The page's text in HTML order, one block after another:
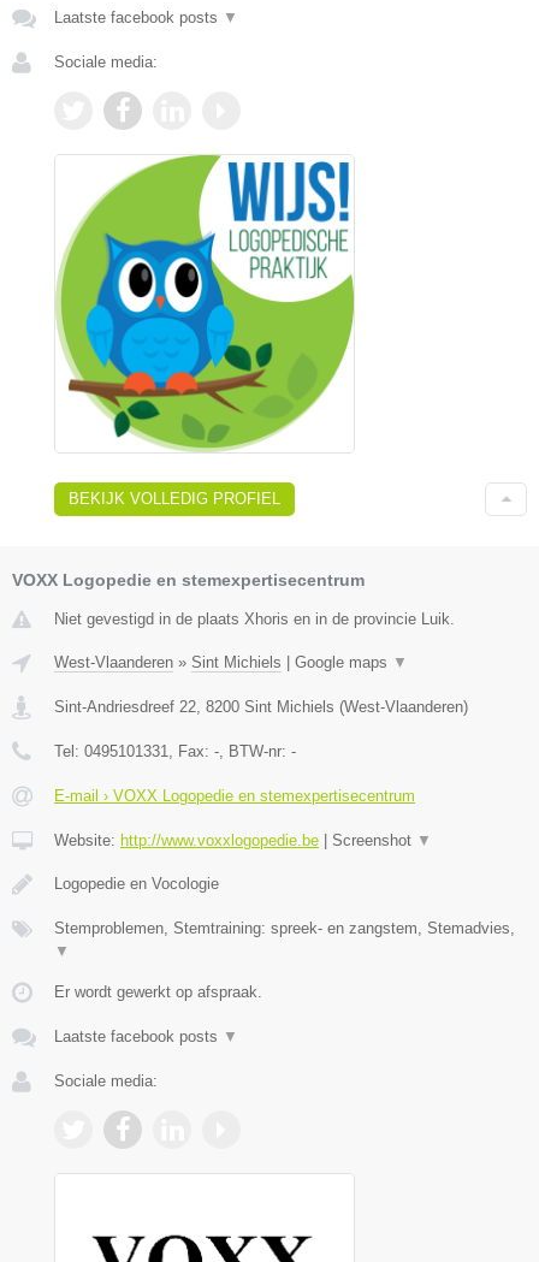
Laatste facebook posts ▼
Sociale media:
BEKIJK VOLLEDIG PROFIEL
VOXX Logopedie en stemexpertisecentrum
Niet gevestigd in de plaats Xhoris en in de provincie Luik.
West-Vlaanderen » Sint Michiels Google maps ▼
Sint-Andriesdreef 22, 8200 Sint Michiels (West-Vlaanderen)
Tel: 0495101331, Fax: -, BTW-nr: -
E-mail › VOXX Logopedie en stemexpertisecentrum
Website: http://www.voxxlogopedie.be Screenshot ▼
Logopedie en Vocologie
Stemproblemen, Stemtraining: spreek- en zangstem, Stemadvies,
▼
Er wordt gewerkt op afspraak.
Laatste facebook posts ▼
Sociale media: